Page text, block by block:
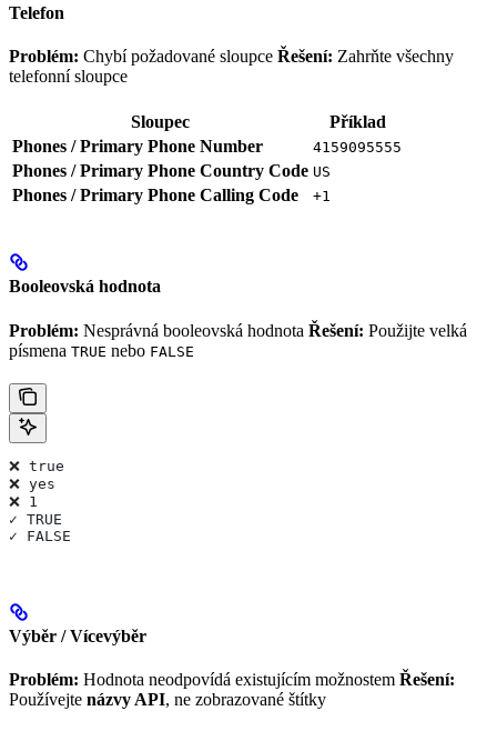
Telefon
Problém: Chybí požadované sloupce Řešení: Zahrňte všechny
telefonní sloupce
Sloupec
Příklad
Phones / Primary Phone Number
4159095555
Phones / Primary Phone Country Code US
Phones / Primary Phone Calling Code +1
Booleovská hodnota
Problém: Nesprávná booleovská hodnota Řešení: Použijte velká
písmena TRUE nebo FALSE
❌ true
❌ yes
❌ 1
✓ TRUE
✓ FALSE
Výběr / Vícevýběr
Problém: Hodnota neodpovídá existujícím možnostem Řešení:
Používejte názvy API, ne zobrazované štítky